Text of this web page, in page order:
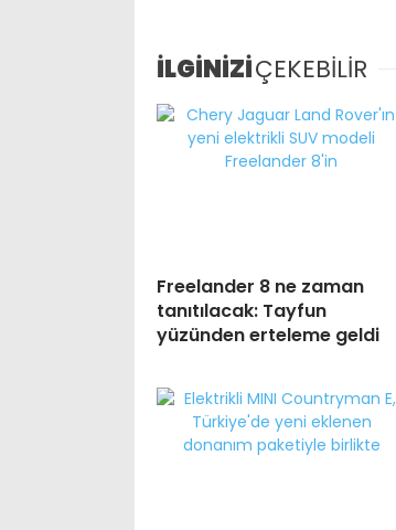
İLGİNİZİÇEKEBİLİR
Freelander 8 ne zaman
tanıtılacak: Tayfun
yüzünden erteleme geldi